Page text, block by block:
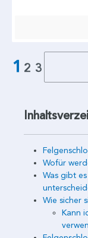
1 2 3
Wofür
Was gibt
Wie sicher
Kann